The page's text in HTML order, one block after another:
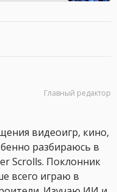
Главный редактор
видеоигр, кино,
разбираюсь в
Scrolls. Поклонник
всего играю в